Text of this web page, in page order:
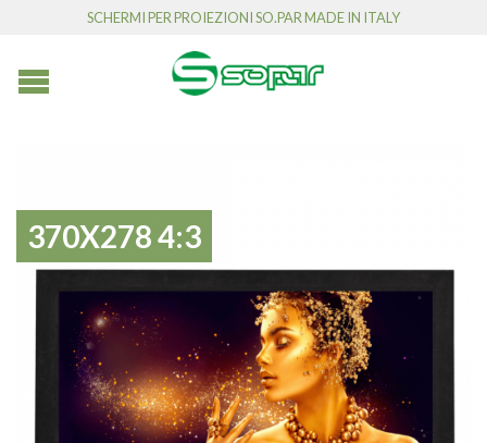
SCHERMI PER PROIEZIONI SO.PAR MADE IN ITALY
370X278 4:3